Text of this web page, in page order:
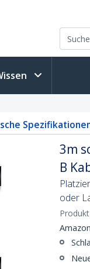
3m
B
oder